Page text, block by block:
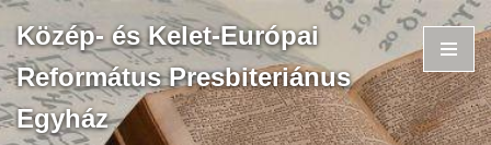
Skip
to
content
Közép- és Kelet-Európai
Református Presbiteriánus
Egyház